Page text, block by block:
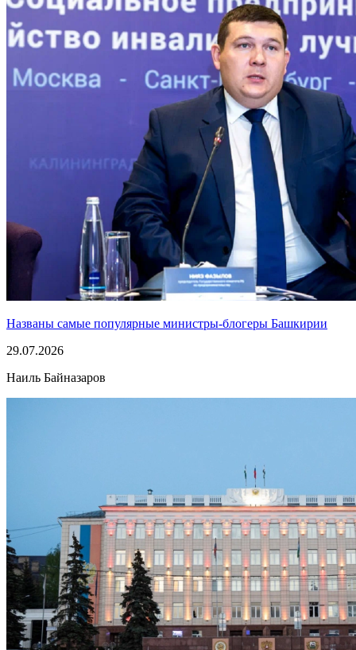
Названы самые популярные министры-блогеры Башкирии
29.07.2026
Наиль Байназаров